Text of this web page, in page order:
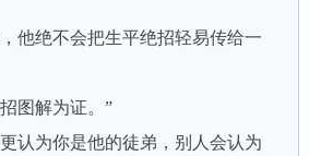
绝不会把生平绝招轻易传给一
图解为证。”
为你是他的徒弟，别人会认为